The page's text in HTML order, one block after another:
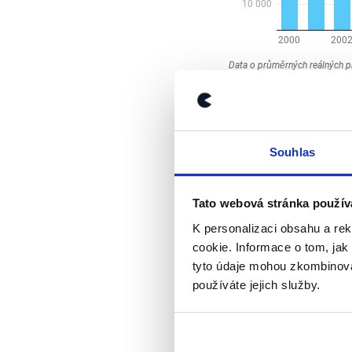
Souhlas
Tato webová stránka
K personalizaci obsahu a
cookie. Informace o tom,
tyto údaje mohou
používáte jejich služby.
cen, se výrazně
ročenek
a Výroční zprávy o
.docx
K výraznějšímu
meziročně o 11,5
platů a kroky
průměrnou roční
Babiše, zjistíme,
(mezi lety 2002 a